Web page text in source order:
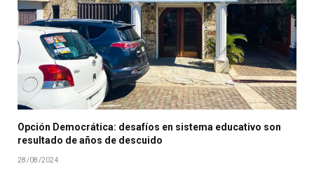
Opción Democrática: desafíos en sistema educativo son
resultado de años de descuido
28/08/2024